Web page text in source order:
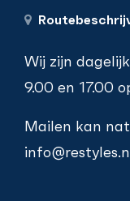
Wij zijn
9.00 en 17.00
Mailen kan